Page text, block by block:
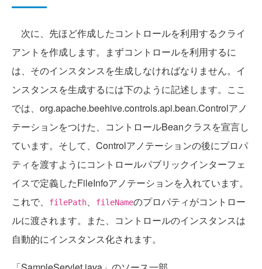
次に、先ほど作成したコントロールを利用するクライ
アントを作成します。まずコントロールを利用するに
は、そのインスタンスを生成しなければなりません。イ
ンスタンスを生成するには下のように記述します。ここ
では、org.apache.beehive.controls.api.bean.Controlアノ
テーションをつけた、コントロールBeanクラスを宣言し
ています。そして、Controlアノテーションの後にプロパ
ティを渡すようにコントロールパブリックインターフェ
イスで定義したFileInfoアノテーションを入れています。
これで、
filePath、 fileNameのプロパティがコントロー
ルに渡されます。また、コントロールのインスタンスは
自動的にインスタンス化されます。